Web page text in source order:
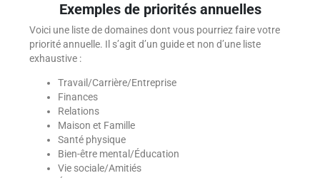
Exemples de priorités annuelles
Voici une liste de domaines dont vous pourriez faire votre
priorité annuelle. Il s’agit d’un guide et non d’une liste
exhaustive :
Travail/Carrière/Entreprise
Finances
Relations
Maison et Famille
Santé physique
Bien-être mental/Éducation
Vie sociale/Amitiés